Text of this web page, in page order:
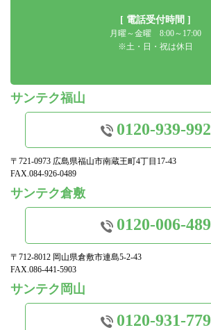
[ 電話受付時間 ]
月曜～金曜 8:00～17:00
※土・日・祝は休日
サンテク福山
0120-939-992
〒721-0973 広島県福山市南蔵王町4丁目17-43
FAX.084-926-0489
サンテク倉敷
0120-006-489
〒712-8012 岡山県倉敷市連島5-2-43
FAX.086-441-5903
サンテク岡山
0120-931-779